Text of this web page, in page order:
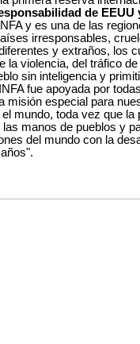
de EEUU
y es una de las
irresponsables,
y extraños, los
la violencia, del tráfico
sin inteligencia y
fue apoyada por
misión especial para
mundo, toda vez que la
manos de pueblos y
del mundo con la